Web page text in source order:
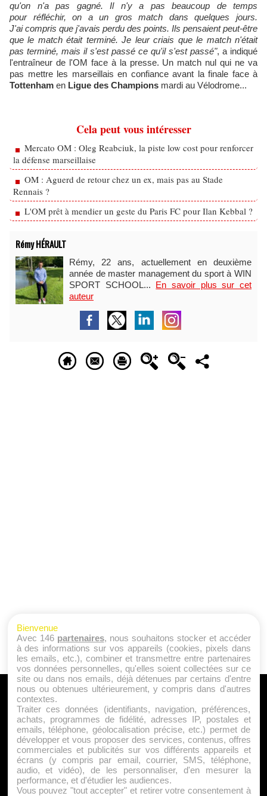
qu'on n'a pas gagné. Il n'y a pas beaucoup de temps
pour réfléchir, on a un gros match dans quelques jours.
J'ai compris que j'avais perdu des points. Ils pensaient peut-être
que le match était terminé. Je leur criais que le match n'était
pas terminé, mais il s'est passé ce qu'il s'est passé", a indiqué
l'entraîneur de l'OM face à la presse. Un match nul qui ne va
pas mettre les marseillais en confiance avant la finale face à
Tottenham en Ligue des Champions mardi au Vélodrome...
Cela peut vous intéresser
Mercato OM : Oleg Reabciuk, la piste low cost pour renforcer
la défense marseillaise
OM : Aguerd de retour chez un ex, mais pas au Stade
Rennais ?
L'OM prêt à mendier un geste du Paris FC pour Ilan Kebbal ?
Rémy HÉRAULT
Rémy, 22 ans, actuellement en deuxième
année de master management du sport à WIN
SPORT SCHOOL... En savoir plus sur cet
auteur
A PROPOS
Qui sommes nous ?
Mentions Légales
Publicité
Politique de Cookies
Contact
Bienvenue
Avec 146 partenaires, nous souhaitons stocker et accéder
à des informations sur vos appareils (cookies, pixels dans
les emails, etc.), combiner et transmettre entre partenaires
vos données personnelles, qu'elles soient collectées sur ce
site ou dans nos emails, déjà détenues par certains d'entre
nous ou obtenues ultérieurement, y compris dans d'autres
contextes.
Traiter ces données (identifiants, navigation, préférences,
achats, programmes de fidélité, adresses IP, postales et
emails, téléphone, géolocalisation précise, etc.) permet de
développer et vous proposer des services, contenus, offres
commerciales et publicités sur vos différents appareils et
écrans (y compris par email, courrier, SMS, téléphone,
audio, et vidéo), de les personnaliser, d'en mesurer la
performance, et d'étudier les audiences.
Vous pouvez "tout accepter" et retirer votre consentement à